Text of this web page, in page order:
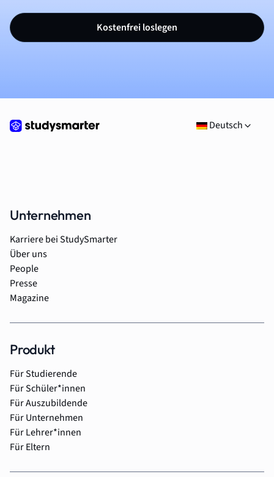
Kostenfrei loslegen
Deutsch
Unternehmen
Karriere bei StudySmarter
Über uns
People
Presse
Magazine
Produkt
Für Studierende
Für Schüler*innen
Für Auszubildende
Für Unternehmen
Für Lehrer*innen
Für Eltern